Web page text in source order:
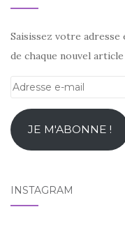
Saisissez votre
de chaque nouvel
Adresse
mailJE M'ABONNE !
INSTAGRAM